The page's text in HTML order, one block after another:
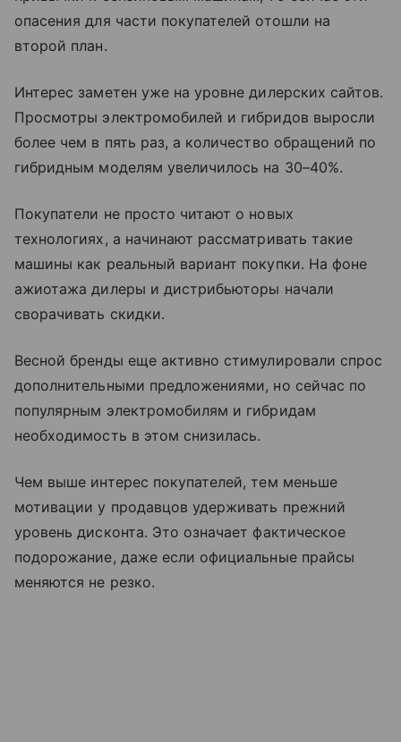
опасения для части покупателей отошли на
второй план.
Интерес заметен уже на уровне дилерских сайтов.
Просмотры электромобилей и гибридов выросли
более чем в пять раз, а количество обращений по
гибридным моделям увеличилось на 30–40%.
Покупатели не просто читают о новых
технологиях, а начинают рассматривать такие
машины как реальный вариант покупки. На фоне
ажиотажа дилеры и дистрибьюторы начали
сворачивать скидки.
Весной бренды еще активно стимулировали спрос
дополнительными предложениями, но сейчас по
популярным электромобилям и гибридам
необходимость в этом снизилась.
Чем выше интерес покупателей, тем меньше
мотивации у продавцов удерживать прежний
уровень дисконта. Это означает фактическое
подорожание, даже если официальные прайсы
меняются не резко.